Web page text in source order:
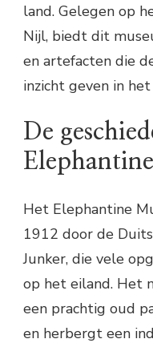
land. Gelegen op
Nijl, biedt dit
en artefacten die
inzicht geven in
De
Het Elephantine
1912 door de
Junker, die vele
op het eiland. Het
een prachtig oud
en herbergt een